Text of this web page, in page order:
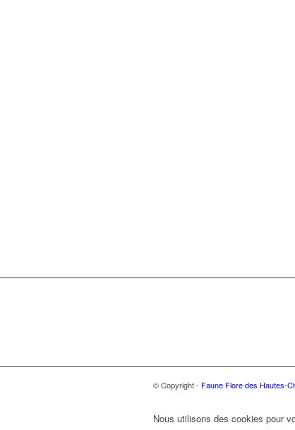
© Copyright - Faune Flore des Hautes-
Nous utilisons des cookies pour